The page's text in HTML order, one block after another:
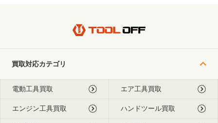
買取対応カテゴリ
電動工具買取 エア工具買取
エンジン工具買取 ハンドツール買取